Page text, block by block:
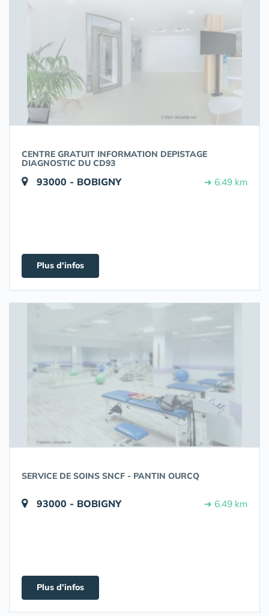
CENTRE GRATUIT INFORMATION DEPISTAGE
DIAGNOSTIC DU CD93
93000 - BOBIGNY ➔ 6.49 km
Plus d'infos
SERVICE DE SOINS SNCF - PANTIN OURCQ
93000 - BOBIGNY ➔ 6.49 km
Plus d'infos